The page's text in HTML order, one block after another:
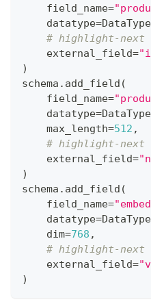
    field_name
=
    datatype
=DataType
# highlight-next
    external_field
=
)
schema . add_field (
    field_name
=
    datatype
=DataType
    max_length
=512 ,
# highlight-next
    external_field
=
)
schema . add_field (
    field_name
=
    datatype
=DataType
    dim
=768 ,
# highlight-next
    external_field
=
)